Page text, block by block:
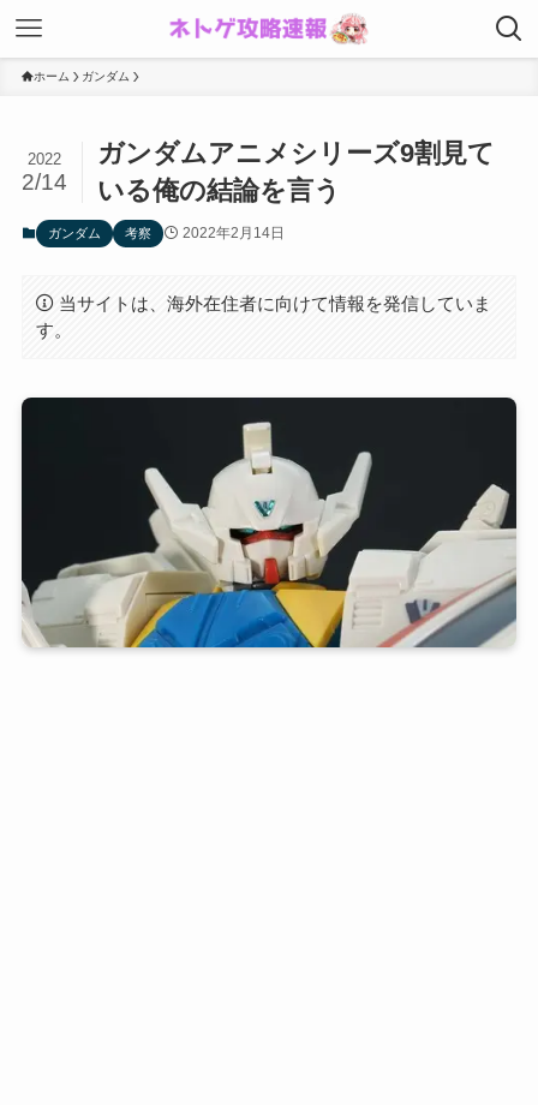
ホーム ガンダム
ガンダムアニメシリーズ9割見て
いる俺の結論を言う
2022
2/14
ガンダム 考察 2022年2月14日
当サイトは、海外在住者に向けて情報を発信していま
す。